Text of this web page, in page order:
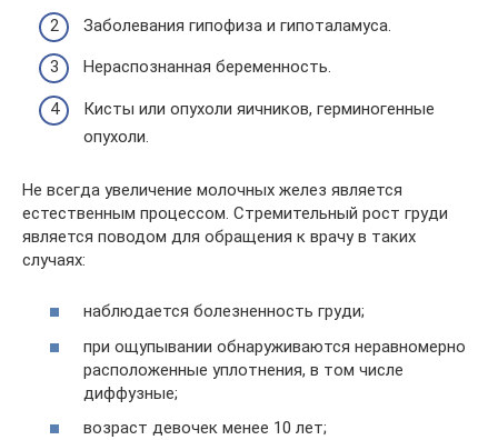
Заболевания гипофиза и гипоталамуса.
Нераспознанная беременность.
Кисты или опухоли яичников, герминогенные
опухоли.
Не всегда увеличение молочных желез является
естественным процессом. Стремительный рост груди
является поводом для обращения к врачу в таких
случаях:
наблюдается болезненность груди;
при ощупывании обнаруживаются неравномерно
расположенные уплотнения, в том числе
диффузные;
возраст девочек менее 10 лет;